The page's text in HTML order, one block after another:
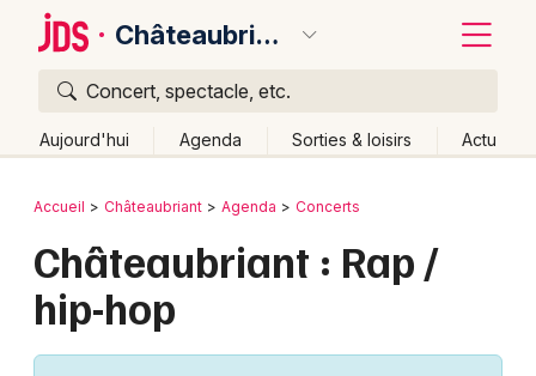
Châteaubriant
Concert, spectacle, etc.
Aujourd'hui Agenda Sorties & loisirs Actu
Publier un événement
Grands événements
Bordeaux
Colmar
Lille
Retour
Accueil Châteaubriant Agenda Concerts
Châteaubriant : Rap /
hip-hop
Quoi ?
Où ?
Pays de la Loire
Partout Près de moi Changer de lieu
Quand ?
Aujourd'hui
Demain Ce week-end Autre